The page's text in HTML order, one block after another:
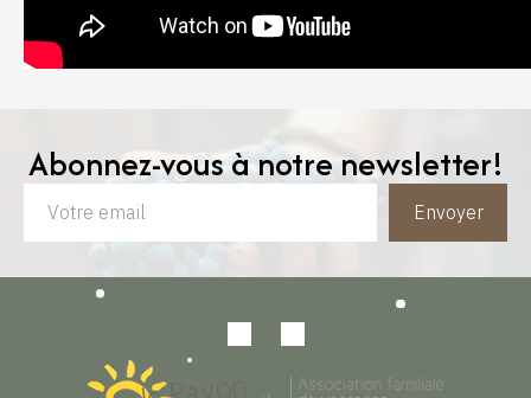
Abonnez-vous à notre newsletter!
Envoyer